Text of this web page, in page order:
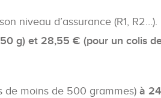
niveau d’assurance (R1,
g) et 28,55 € (pour un colis
de moins de 500 grammes) à